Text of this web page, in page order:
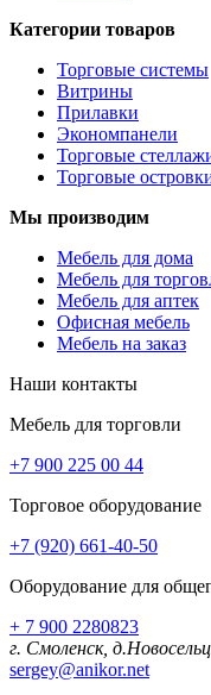
Категории товаров
Торговые системы
Витрины
Прилавки
Экономпанели
Торговые
Торговые
Мы производим
Мебель для дома
Мебель для
Мебель для аптек
Офисная мебель
Мебель на заказ
Наши контакты
Мебель для торговли
+7 900 225 00 44
Торговое оборудование
+7 (920) 661-40-50
Оборудование для
+ 7 900 2280823
г. Смоленск,
sergey@anikor.net